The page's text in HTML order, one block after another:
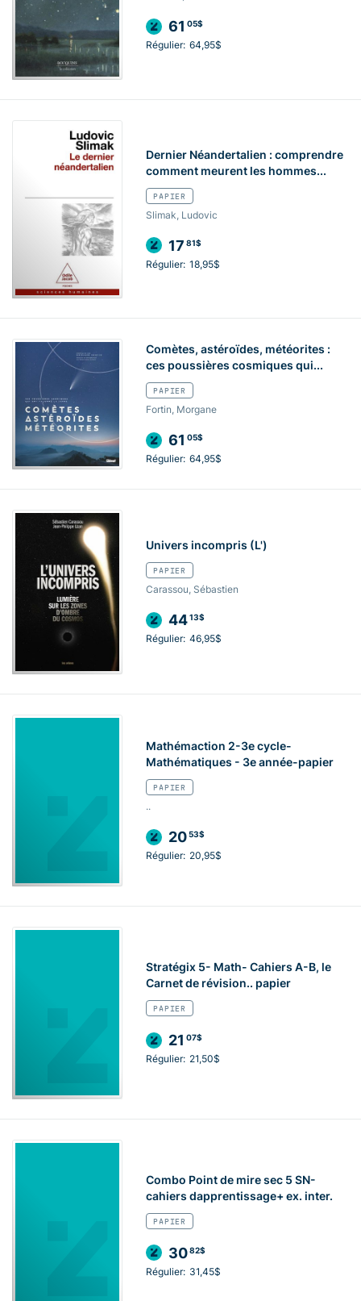
61 05$
Régulier: 64,95$
Dernier Néandertalien : comprendre
comment meurent les hommes...
PAPIER
Slimak, Ludovic
17 81$
Régulier: 18,95$
Comètes, astéroïdes, météorites :
ces poussières cosmiques qui...
PAPIER
Fortin, Morgane
61 05$
Régulier: 64,95$
Univers incompris (L')
PAPIER
Carassou, Sébastien
4413$
Régulier: 46,95$
Mathémaction 2-3e cycle-
Mathématiques - 3e année-papier
PAPIER
..
2053$
Régulier: 20,95$
Stratégix 5- Math- Cahiers A-B, le
Carnet de révision.. papier
PAPIER
21 07$
Régulier: 21,50$
Combo Point de mire sec 5 SN-
cahiers dapprentissage+ ex. inter.
PAPIER
3082$
Régulier: 31,45$